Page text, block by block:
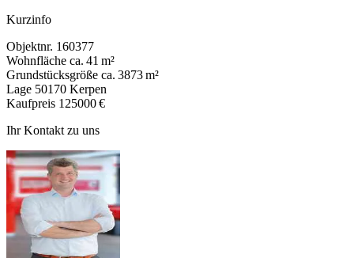
Kurzinfo
Objektnr. 160377
Wohnfläche ca. 41 m²
Grundstücksgröße ca. 3873 m²
Lage 50170 Kerpen
Kaufpreis 125000 €
Ihr Kontakt zu uns